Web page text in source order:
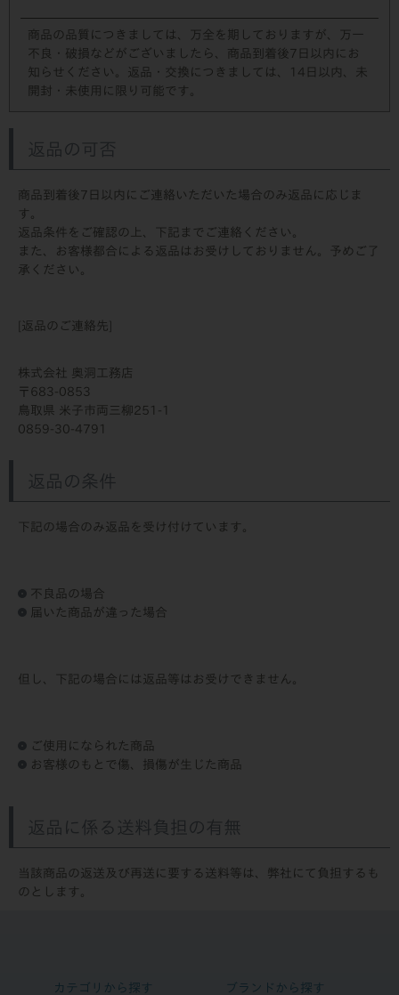
商品の品質につきましては、万全を期しておりますが、万一
不良・破損などがございましたら、商品到着後7日以内にお
知らせください。返品・交換につきましては、14日以内、未
開封・未使用に限り可能です。
返品の可否
商品到着後7日以内にご連絡いただいた場合のみ返品に応じま
す。
返品条件をご確認の上、下記までご連絡ください。
また、お客様都合による返品はお受けしておりません。予めご了
承ください。
[返品のご連絡先]
株式会社 奥洞工務店
683-0853
鳥取県 米子市両三柳251-1
0859-30-4791
返品の条件
下記の場合のみ返品を受け付けています。
不良品の場合
届いた商品が違った場合
但し、下記の場合には返品等はお受けできません。
ご使用になられた商品
お客様のもとで傷、損傷が生じた商品
返品に係る送料負担の有無
当該商品の返送及び再送に要する送料等は、弊社にて負担するも
のとします。
カテゴリから探す ブランドから探す